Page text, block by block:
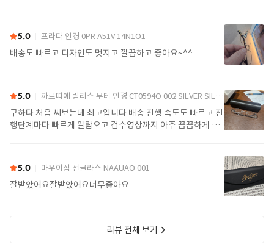
5.0 프라다 안경 0PR A51V 14N1O1
배송도 빠르고 디자인도 멋지고 깔끔하고 좋아요~^^
5.0 까르띠에 림리스 무테 안경 CT0594O 002 SILVER SILVER TRANSPARENT
구하다 처음 써보는데 최고입니다 배송 진행 속도도 빠르고 진
행단계마다 빠르게 알람오고 검수영상까지 아주 꼼꼼하게 찍
5.0 마우이짐 선글라스 NAAUAO 001
잘받았어요잘받았어요너무좋아요
리뷰 전체 보기